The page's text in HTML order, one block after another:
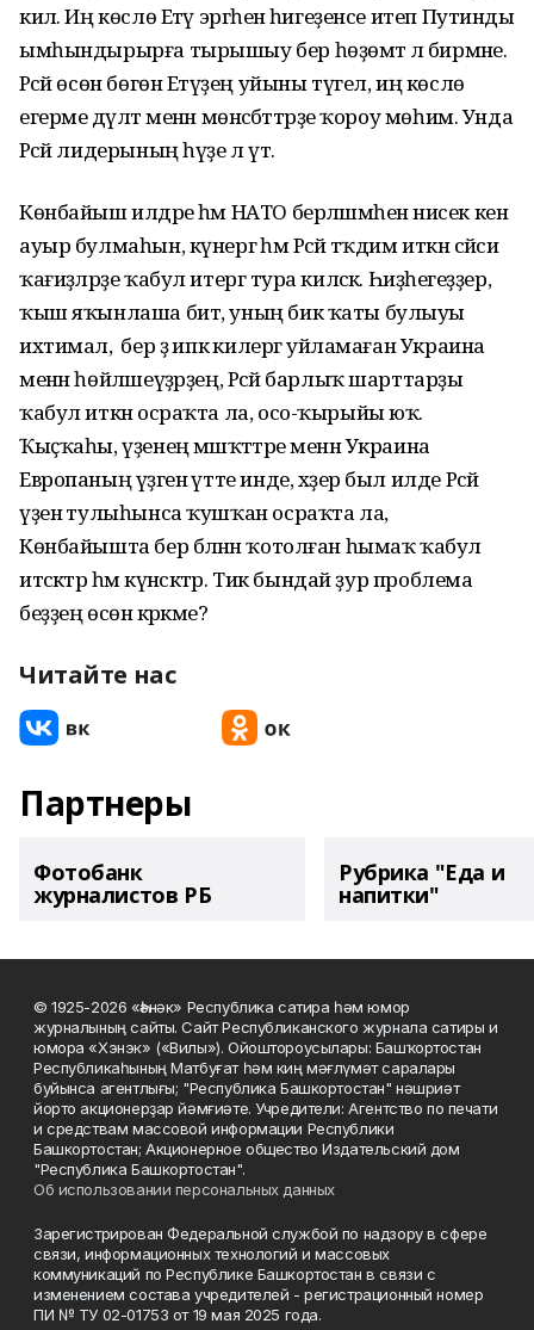
килә. Иң көслө Етәү эргәһенә һигеҙенсе итеп Путинды
ымһындырырға тырышыу бер һөҙөмтә лә бирмәне.
Рәсәй өсөн бөгөн Етәүҙең уйыны түгел, иң көслө
егерме дәүләт менән мөнәсәбәттәрҙе ҡороу мөһим. Унда
Рәсәй лидерының һүҙе лә үтә.
Көнбайыш илдәре һәм НАТО берләшмәһенә нисек кенә
ауыр булмаһын, күнергә һәм Рәсәй тәҡдим иткән сәйәси
ҡағиҙәләрҙе ҡабул итергә тура киләсәк. Һиҙәһегеҙҙер,
ҡыш яҡынлаша бит, уның бик ҡаты булыуы
ихтимал, ә бер ҙә ипкә килергә уйламаған Украина
менән һөйләшеүҙәрҙең, Рәсәй барлыҡ шарттарҙы
ҡабул иткән осраҡта ла, осо-ҡырыйы юҡ.
Ҡыҫҡаһы, үҙенең мәшәҡәттәре менән Украина
Европаның үҙәгенә үтте инде, хәҙер был илде Рәсәй
үҙенә тулыһынса ҡушҡан осраҡта ла,
Көнбайышта бер бәләнән ҡотолған һымаҡ ҡабул
итәсәктәр һәм күнәсәктәр. Тик бындай ҙур проблема
беҙҙең өсөн кәрәкме?
Читайте нас
Партнеры
Фотобанк
журналистов РБ
Рубрика "Еда и
напитки"
© 1925-2026 «Һәнәк» Республика сатира һәм юмор
журналының сайты. Сайт Республиканского журнала сатиры и
юмора «Хэнэк» («Вилы»). Ойоштороусылары: Башҡортостан
Республикаһының Матбуғат һәм киң мәғлүмәт саралары
буйынса агентлығы; "Республика Башкортостан" нәшриәт
йорто акционерҙар йәмғиәте. Учредители: Агентство по печати
и средствам массовой информации Республики
Башкортостан; Акционерное общество Издательский дом
"Республика Башкортостан".
Об использовании персональных данных
Зарегистрирован Федеральной службой по надзору в сфере
связи, информационных технологий и массовых
коммуникаций по Республике Башкортостан в связи с
изменением состава учредителей - регистрационный номер
ПИ № ТУ 02-01753 от 19 мая 2025 года.